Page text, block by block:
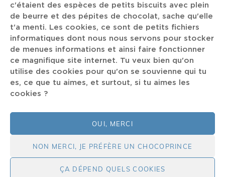
c'étaient des espèces de petits biscuits avec plein
de beurre et des pépites de chocolat, sache qu'elle
t'a menti. Les cookies, ce sont de petits fichiers
informatiques dont nous nous servons pour stocker
de menues informations et ainsi faire fonctionner
ce magnifique site internet. Tu veux bien qu'on
utilise des cookies pour qu'on se souvienne qui tu
es, ce que tu aimes, et surtout, si tu aimes les
cookies ?
OUI, MERCI
NON MERCI, JE PRÉFÈRE UN CHOCOPRINCE
ÇA DÉPEND QUELS COOKIES
Sprite The Rolling Stones Dillon Marc Ribot Trix
M-idzomer Festival Dave Mathews Band Peter Gabriel
FWB
DeeJaying soupe à la terre 30 Glorieuses
The Comet is Comming